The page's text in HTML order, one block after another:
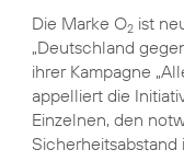
Die Marke O2ist
„Deutschland
ihrer Kampagne
appelliert die
Einzelnen, den